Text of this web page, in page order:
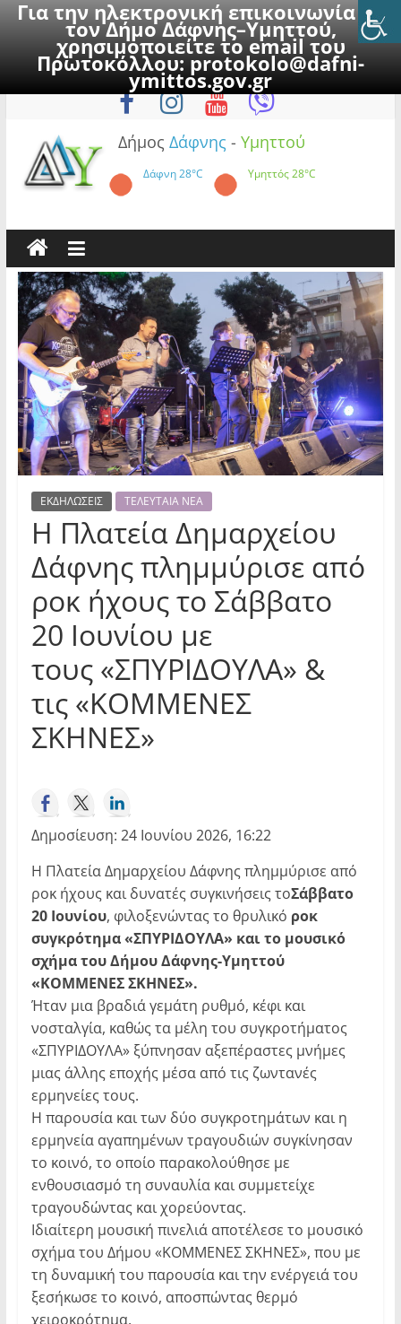
Για την ηλεκτρονική επικοινωνία με
τον Δήμο Δάφνης–Υμηττού,
χρησιμοποιείτε το email του
Πρωτοκόλλου:protokolo@dafni-
ymittos.gov.gr
to
Παρασκευή, 7 Αυγούστου 2026
Δήμος Δάφνης - Υμηττού
Δάφνη28°C Υμηττός28°C
ΕΚΔΗΛΩΣΕΙΣ ΤΕΛΕΥΤΑΙΑ ΝΕΑ
Η Πλατεία Δημαρχείου
Δάφνης πλημμύρισε από
ροκ ήχους το Σάββατο
20 Ιουνίου με
τους «ΣΠΥΡΙΔΟΥΛΑ» &
τις «ΚΟΜΜΕΝΕΣ
ΣΚΗΝΕΣ»
Δημοσίευση: 24 Ιουνίου 2026, 16:22
Η Πλατεία Δημαρχείου Δάφνης πλημμύρισε από
ροκ ήχους και δυνατές συγκινήσεις τοΣάββατο
20 Ιουνίου, φιλοξενώντας το θρυλικό ροκ
συγκρότημα «ΣΠΥΡΙΔΟΥΛΑ» και το μουσικό
σχήμα του Δήμου Δάφνης-Υμηττού
«ΚΟΜΜΕΝΕΣ ΣΚΗΝΕΣ».
Ήταν μια βραδιά γεμάτη ρυθμό, κέφι και
νοσταλγία, καθώς τα μέλη του συγκροτήματος
«ΣΠΥΡΙΔΟΥΛΑ» ξύπνησαν αξεπέραστες μνήμες
μιας άλλης εποχής μέσα από τις ζωντανές
ερμηνείες τους.
Η παρουσία και των δύο συγκροτημάτων και η
ερμηνεία αγαπημένων τραγουδιών συγκίνησαν
το κοινό, το οποίο παρακολούθησε με
ενθουσιασμό τη συναυλία και συμμετείχε
τραγουδώντας και χορεύοντας.
Ιδιαίτερη μουσική πινελιά αποτέλεσε το μουσικό
σχήμα του Δήμου «ΚΟΜΜΕΝΕΣ ΣΚΗΝΕΣ», που με
τη δυναμική του παρουσία και την ενέργειά του
ξεσήκωσε το κοινό, αποσπώντας θερμό
χειροκρότημα.